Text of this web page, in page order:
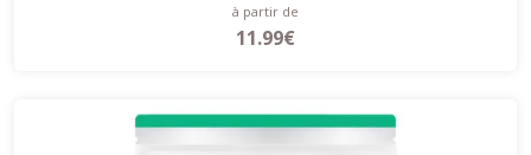
à partir de
11.99€